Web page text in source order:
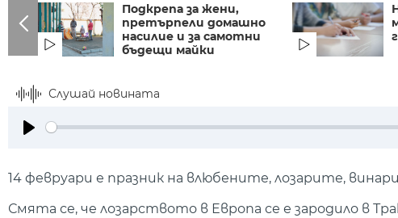
Подкрепа за жени,
претърпели домашно
насилие и за самотни
бъдещи майки
Слушай новината
14 февруари е празник на влюбените, лозарите,
Смята се, че лозарството в Европа се е зародило в